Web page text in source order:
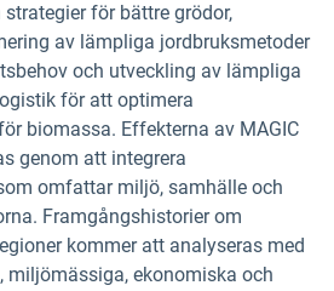
för bättre grödor,
av lämpliga jordbruksmetoder
och utveckling av lämpliga
för att optimera
biomassa. Effekterna av MAGIC
genom att integrera
omfattar miljö, samhälle och
Framgångshistorier om
kommer att analyseras med
miljömässiga, ekonomiska och